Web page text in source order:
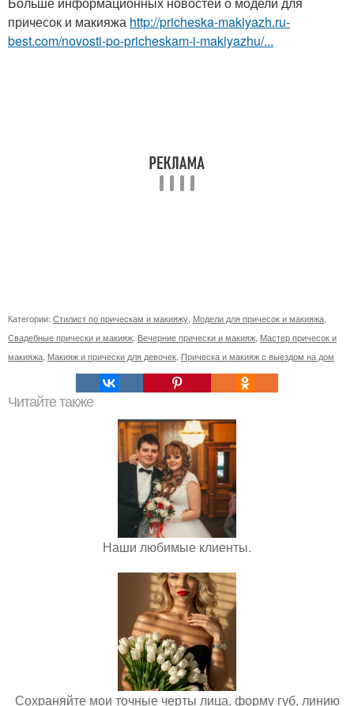
причесок и макияжа http://pricheska-makiyazh.ru-
best.com/novosti-po-pricheskam-i-makiyazhu/...
Категории: Стилист по прическам и макияжу, Модели для причесок и макияжа,
Свадебные прически и макияж, Вечерние прически и макияж, Мастер причесок и
макияжа, Макияж и прически для девочек, Прическа и макияж с выездом на дом
Читайте также
Наши любимые клиенты.
Сохраняйте мои точные черты лица, форму губ, линию